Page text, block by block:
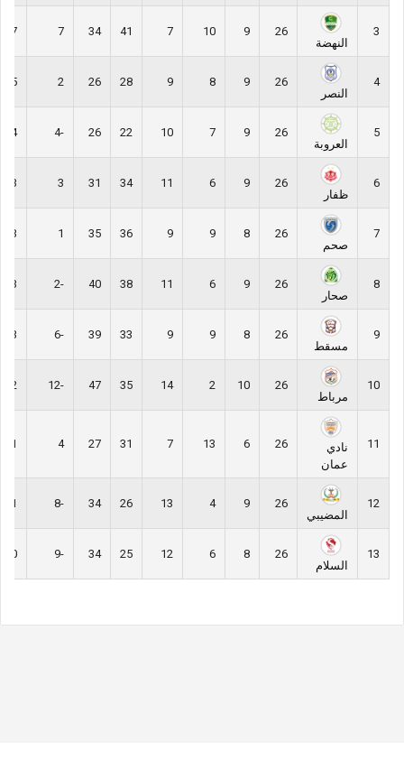
3
النهضة
26
9
10
7
41
34
7
37
4
النصر
26
9
8
9
28
26
2
35
5
العروبة
26
9
7
10
22
26
-4
34
6
ظفار
26
9
6
11
34
31
3
33
7
صحم
26
8
9
9
36
35
1
33
8
صحار
26
9
6
11
38
40
-2
33
9
مسقط
26
8
9
9
33
39
-6
33
10
مرباط
26
10
2
14
35
47
-12
32
11
نادي
عمان
26
6
13
7
31
27
4
31
12
المضيبي
26
9
4
13
26
34
-8
31
13
السلام
26
8
6
12
25
34
-9
30